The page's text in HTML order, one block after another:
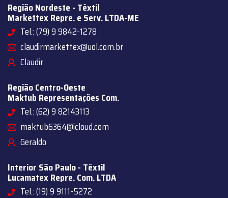
Região Nordeste - Têxtil
Markettex Repre. e Serv. LTDA-ME
Tel.: (79) 9 9842-1278
claudirmarkettex@uol.com.br
Claudir
Região Centro-Oeste
Maktub Representações Com.
Tel.: (62) 9 82143113
maktub6364@icloud.com
Geraldo
Interior São Paulo - Têxtil
Lucamatex Repre. Com. LTDA
Tel.: (19) 9 9111-5272